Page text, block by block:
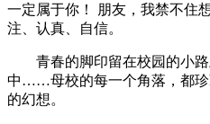
一定属于你！ 朋友，我禁不住
注、认真、自信。
青春的脚印留在校园的小路
中……母校的每一个角落，都珍
的幻想。